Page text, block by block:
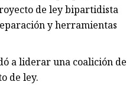
de ley bipartidista
y herramientas
a liderar una coalición de
de ley.